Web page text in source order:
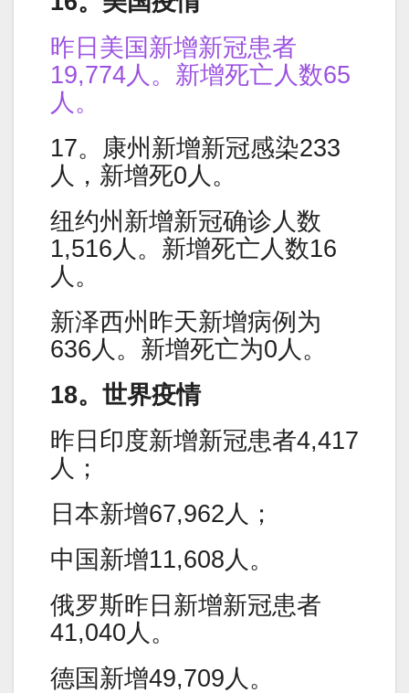
昨日美国新增新冠患者
19,774人。新增死亡人数65
人。
17。康州新增新冠感染233
人，新增死0人。
纽约州新增新冠确诊人数
1,516人。新增死亡人数16
人。
新泽西州昨天新增病例为
636人。新增死亡为0人。
18。世界疫情
昨日印度新增新冠患者4,417
人；
日本新增67,962人；
中国新增11,608人。
俄罗斯昨日新增新冠患者
41,040人。
德国新增49,709人。